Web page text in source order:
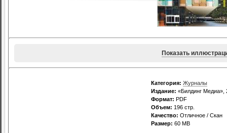
Показать
Категория: Журналы
Издание: «Билдинг Медиа»,
Формат: PDF
Объем: 196 стр.
Качество: Отличное / Скан
Размер: 60 MB